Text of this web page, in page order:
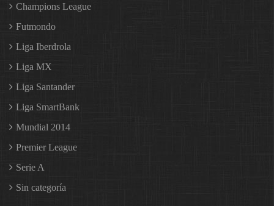
Champions League
Futmondo
Liga Iberdrola
Liga MX
Liga Santander
Liga SmartBank
Mundial 2014
Premier League
Serie A
Sin categoría